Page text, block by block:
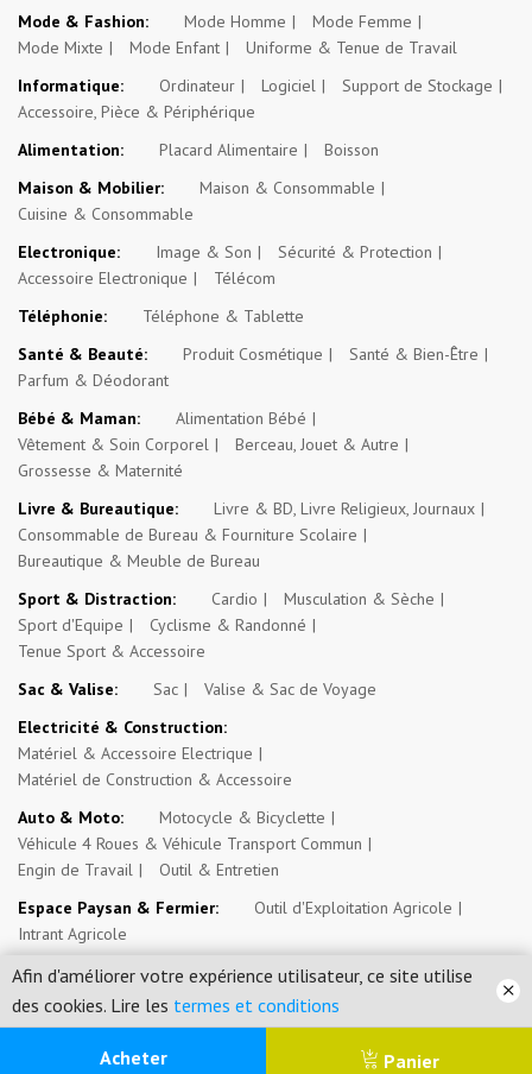
Acheter Panier
Afin d'améliorer votre expérience utilisateur, ce site utilise
des cookies. Lire les termes et conditions
Mode & Fashion: Mode Homme
Mode Femme
Mode Mixte
Mode Enfant
Uniforme & Tenue de Travail
Informatique:
Ordinateur Logiciel
Support de Stockage
Accessoire, Pièce & Périphérique
Alimentation:
Placard Alimentaire
Boisson
Maison & Mobilier:
Maison & Consommable
Cuisine & Consommable
Electronique:
Image & Son
Sécurité & Protection
Accessoire Electronique
Télécom
Téléphonie:
Téléphone & Tablette
Santé & Beauté:
Produit Cosmétique
Santé & Bien-Être
Parfum & Déodorant
Bébé & Maman:
Alimentation Bébé
Vêtement & Soin Corporel
Berceau, Jouet & Autre
Grossesse & Maternité
Livre & Bureautique:
Livre & BD, Livre Religieux, Journaux
Consommable de Bureau & Fourniture Scolaire
Bureautique & Meuble de Bureau
Sport & Distraction:
Cardio
Musculation & Sèche
Sport d'Equipe
Cyclisme & Randonné
Tenue Sport & Accessoire
Sac & Valise:
Sac
Valise & Sac de Voyage
Electricité & Construction:
Matériel & Accessoire Electrique
Matériel de Construction & Accessoire
Auto & Moto:
Motocycle & Bicyclette
Véhicule 4 Roues & Véhicule Transport Commun
Engin de Travail
Outil & Entretien
Espace Paysan & Fermier:
Outil d'Exploitation Agricole
Intrant Agricole
Evénement, Opportunité & Autres Annonces:
Evénement
Emploi, Stage & Bourse
Immobilier